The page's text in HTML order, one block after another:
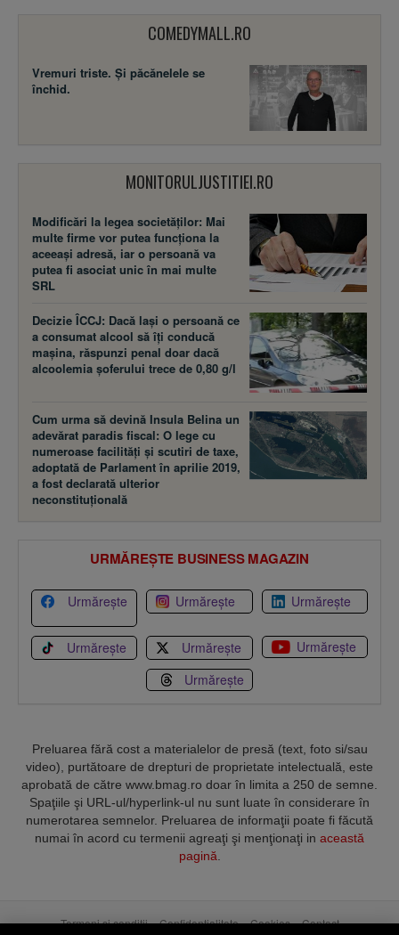
COMEDYMALL.RO
Vremuri triste. Şi păcănelele se
închid.
MONITORULJUSTITIEI.RO
Modificări la legea societăţilor: Mai
multe firme vor putea funcţiona la
aceeaşi adresă, iar o persoană va
putea fi asociat unic în mai multe
SRL
Decizie ÎCCJ: Dacă laşi o persoană ce
a consumat alcool să îţi conducă
maşina, răspunzi penal doar dacă
alcoolemia şoferului trece de 0,80 g/l
Cum urma să devină Insula Belina un
adevărat paradis fiscal: O lege cu
numeroase facilităţi şi scutiri de taxe,
adoptată de Parlament în aprilie 2019,
a fost declarată ulterior
neconstituţională
URMĂREȘTE BUSINESS MAGAZIN
Urmărește Urmărește Urmărește
Urmărește Urmărește
Urmărește
Urmărește
Preluarea fără cost a materialelor de presă (text, foto si/sau
video), purtătoare de drepturi de proprietate intelectuală, este
aprobată de către www.bmag.ro doar în limita a 250 de semne.
Spaţiile şi URL-ul/hyperlink-ul nu sunt luate în considerare în
numerotarea semnelor. Preluarea de informaţii poate fi făcută
numai în acord cu termenii agreaţi şi menţionaţi in această
pagină
Termeni și condiții Confidențialitate Cookies Contact